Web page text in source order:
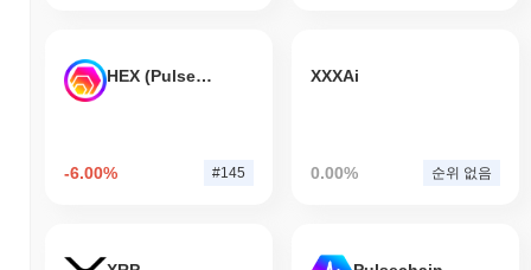
HEX (Pulsechain)
-6.00% #145
XXXAi
0.00% 순위 없음